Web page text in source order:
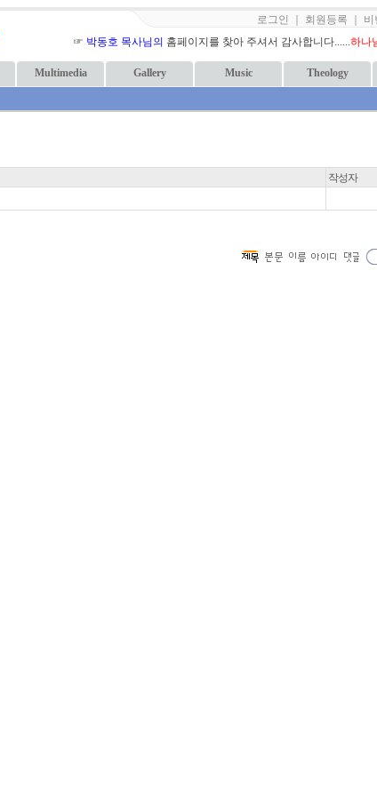
로그인 회원등록
비
☞ 박동호 목사님의 홈페이지를 찾아 주셔서 감사합니다......하나
Multimedia Gallery Music Theology
작성자